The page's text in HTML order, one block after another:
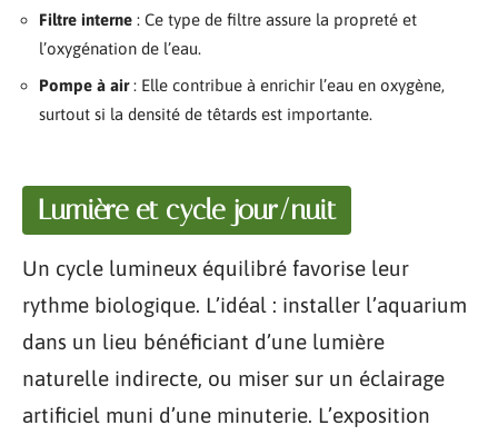
Filtre interne : Ce type de filtre assure la propreté et
l’oxygénation de l’eau.
Pompe à air: Elle contribue à enrichir l’eau en oxygène,
surtout si la densité de têtards est importante.
Lumière et cycle jour/nuit
Un cycle lumineux équilibré favorise leur
rythme biologique. L’idéal : installer l’aquarium
dans un lieu bénéficiant d’une lumière
naturelle indirecte, ou miser sur un éclairage
artificiel muni d’une minuterie. L’exposition